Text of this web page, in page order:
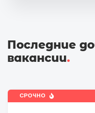
Последние
вакансии.
СРОЧНО